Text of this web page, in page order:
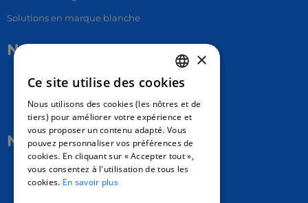
Solutions en marque blanche
Nous contacter
17 Av. Albert II, 98000​
hello@carloapp.com
Nous suivre
Carlo App | Instagram
FRENCH
ENGLISH
SPANISH
×
Ce site utilise des cookies
Nous utilisons des cookies (les nôtres et de
tiers) pour améliorer votre expérience et
vous proposer un contenu adapté. Vous
pouvez personnaliser vos préférences de
cookies. En cliquant sur « Accepter tout »,
vous consentez à l'utilisation de tous les
cookies. En savoir plus